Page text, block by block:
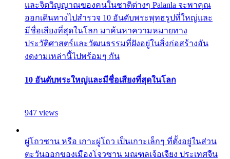
และจิตวิญญาณของคนในชาติต่างๆ Palanla จะพาคุณ
ออกเดินทางไปสำรวจ 10 อันดับพระพุทธรูปที่ใหญ่และ
มีชื่อเสียงที่สุดในโลก มาค้นหาความหมายทาง
ประวัติศาสตร์และวัฒนธรรมที่ฝังอยู่ในสิ่งก่อสร้างอัน
งดงามเหล่านี้ไปพร้อมๆ กัน
10 อันดับพระใหญ่และมีชื่อเสียงที่สุดในโลก
947 views
ผู่โถวซาน หรือ เกาะผู่โถว เป็นเกาะเล็กๆ ที่ตั้งอยู่ในส่วน
ตะวันออกของเมืองโจวซาน มณฑลเจ้อเจียง ประเทศจีน